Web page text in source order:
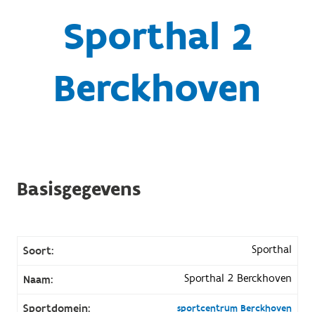
Sporthal 2
Berckhoven
Basisgegevens
Soort: Sporthal
Naam: Sporthal 2 Berckhoven
Sportdomein: sportcentrum Berckhoven